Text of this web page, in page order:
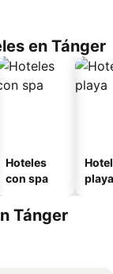
en Tánger
Hoteles
con spa
playa
Tánger